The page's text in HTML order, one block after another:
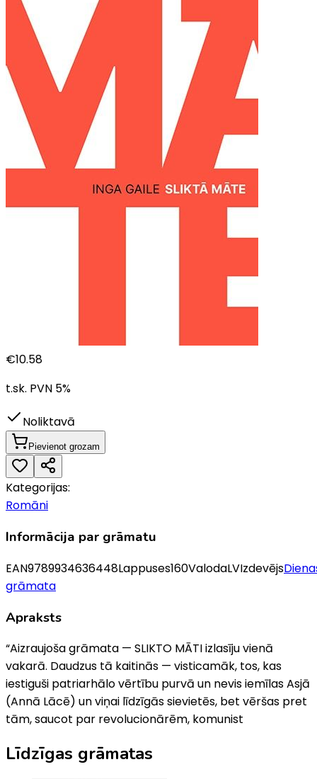
€10.58
t.sk. PVN 5%
Noliktavā
Pievienot grozam
Kategorijas:
Romāni
Informācija par grāmatu
EAN9789934636448Lappuses160ValodaLVIzdevējs
grāmata
Apraksts
“Aizraujoša grāmata — SLIKTO MĀTI izlasīju vienā
vakarā. Daudzus tā kaitinās — visticamāk, tos, kas
iestiguši patriarhālo vērtību purvā un nevis iemīlas Asjā
(Annā Lācē) un viņai līdzīgās sievietēs, bet vēršas pret
tām, saucot par revolucionārēm, komunist
Līdzīgas grāmatas